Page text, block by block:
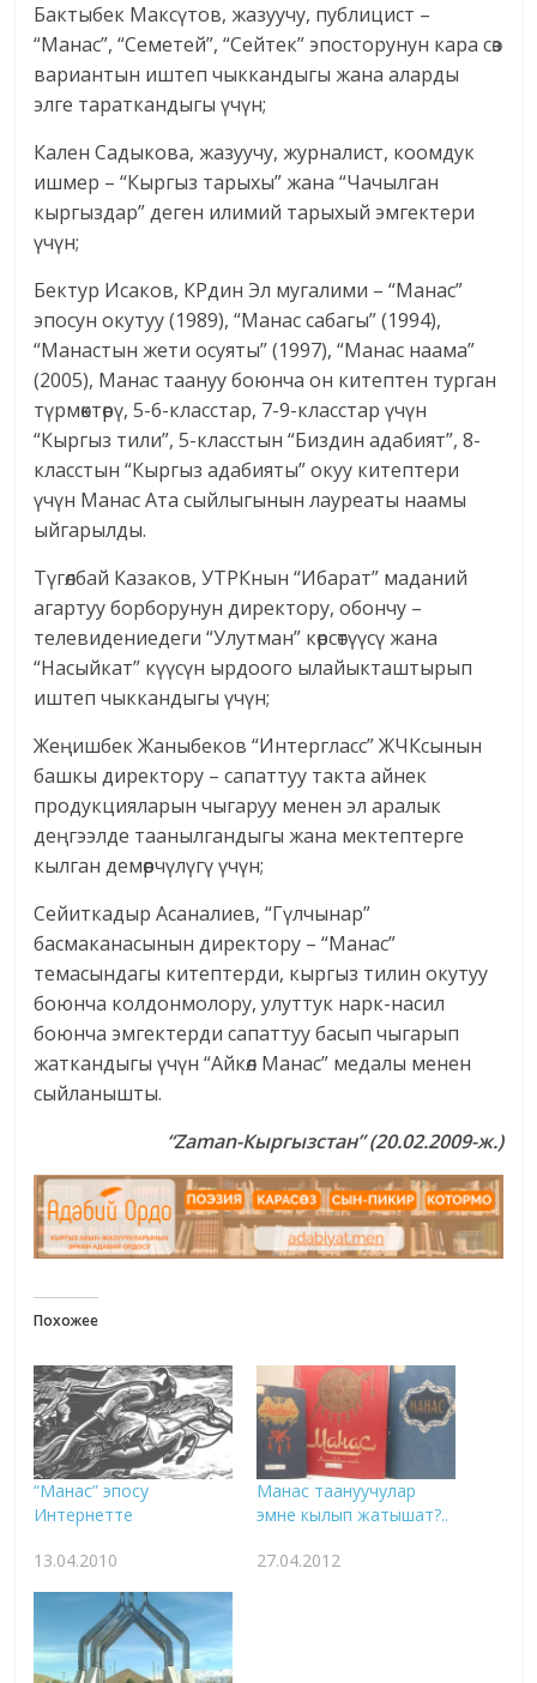
Бактыбек Максүтов, жазуучу, публицист –
“Манас”, “Семетей”, “Сейтек” эпосторунун кара сөз
вариантын иштеп чыккандыгы жана аларды
элге тараткандыгы үчүн;
Кален Садыкова, жазуучу, журналист, коомдук
ишмер – “Кыргыз тарыхы” жана “Чачылган
кыргыздар” деген илимий тарыхый эмгектери
үчүн;
Бектур Исаков, КРдин Эл мугалими – “Манас”
эпосун окутуу (1989), “Манас сабагы” (1994),
“Манастын жети осуяты” (1997), “Манас наама”
(2005), Манас таануу боюнча он китептен турган
түрмөктөрү, 5-6-класстар, 7-9-класстар үчүн
“Кыргыз тили”, 5-класстын “Биздин адабият”, 8-
класстын “Кыргыз адабияты” окуу китептери
үчүн Манас Ата сыйлыгынын лауреаты наамы
ыйгарылды.
Түгөлбай Казаков, УТРКнын “Ибарат” маданий
агартуу борборунун директору, обончу –
телевидениедеги “Улутман” көрсөтүүсү жана
“Насыйкат” күүсүн ырдоого ылайыкташтырып
иштеп чыккандыгы үчүн;
Жеңишбек Жаныбеков “Интергласс” ЖЧКсынын
башкы директору – сапаттуу такта айнек
продукцияларын чыгаруу менен эл аралык
деңгээлде таанылгандыгы жана мектептерге
кылган демөөрчүлүгү үчүн;
Сейиткадыр Асаналиев, “Гүлчынар”
басмаканасынын директору – “Манас”
темасындагы китептерди, кыргыз тилин окутуу
боюнча колдонмолору, улуттук нарк-насил
боюнча эмгектерди сапаттуу басып чыгарып
жаткандыгы үчүн “Айкөл Манас” медалы менен
сыйланышты.
“Zaman-Кыргызстан” (20.02.2009-ж.)
Похожее
“Манас” эпосу
Интернетте
13.04.2010
Манас таануучулар
эмне кылып жатышат?..
27.04.2012